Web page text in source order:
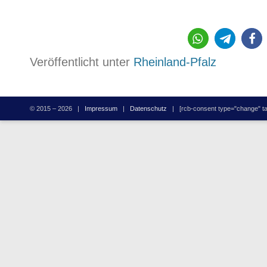
Veröffentlicht unter Rheinland-Pfalz
© 2015 – 2026 | Impressum | Datenschutz | [rcb-consent type="change"